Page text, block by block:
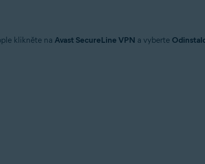
klikněte na Avast SecureLine VPN a vyberte